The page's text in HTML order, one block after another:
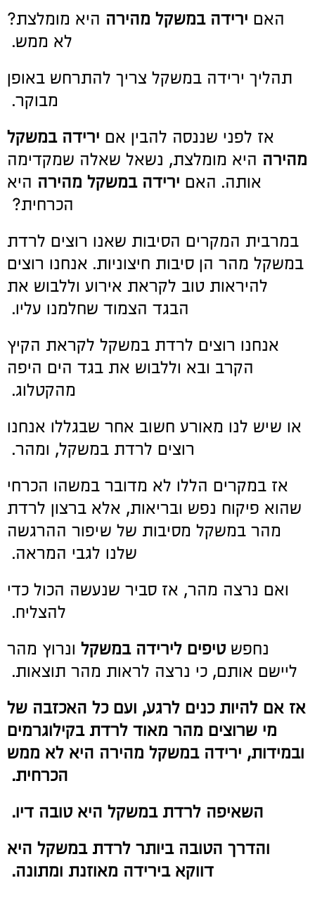
האם ירידה במשקל מהירה היא מומלצת?
לא ממש.
תהליך ירידה במשקל צריך להתרחש באופן
מבוקר.
אז לפני שננסה להבין אם ירידה במשקל
מהירה היא מומלצת, נשאל שאלה שמקדימה
אותה. האם ירידה במשקל מהירה היא
הכרחית?
במרבית המקרים הסיבות שאנו רוצים לרדת
במשקל מהר הן סיבות חיצוניות. אנחנו רוצים
להיראות טוב לקראת אירוע וללבוש את
הבגד הצמוד שחלמנו עליו.
אנחנו רוצים לרדת במשקל לקראת הקיץ
הקרב ובא וללבוש את בגד הים היפה
מהקטלוג.
או שיש לנו מאורע חשוב אחר שבגללו אנחנו
רוצים לרדת במשקל, ומהר.
אז במקרים הללו לא מדובר במשהו הכרחי
שהוא פיקוח נפש ובריאות, אלא ברצון לרדת
מהר במשקל מסיבות של שיפור ההרגשה
שלנו לגבי המראה.
ואם נרצה מהר, אז סביר שנעשה הכול כדי
להצליח.
נחפש טיפים לירידה במשקל ונרוץ מהר
ליישם אותם, כי נרצה לראות מהר תוצאות.
אז אם להיות כנים לרגע, ועם כל האכזבה של
מי שרוצים מהר מאוד לרדת בקילוגרמים
ובמידות, ירידה במשקל מהירה היא לא ממש
הכרחית.
השאיפה לרדת במשקל היא טובה דיו.
והדרך הטובה ביותר לרדת במשקל היא
דווקא בירידה מאוזנת ומתונה.